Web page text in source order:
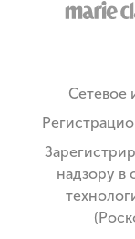
Сетевое
надзору в